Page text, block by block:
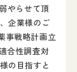
やらせて頂
企業様のご
事戦略計画立
合性調査対
の目指すと